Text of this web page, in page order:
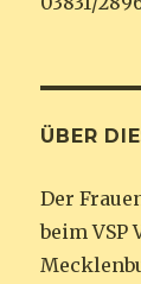
ÜBER
Der
beim VSP